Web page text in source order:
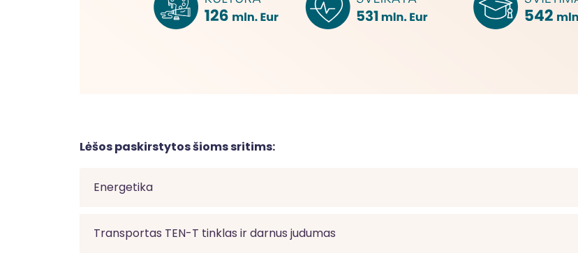
Lėšos paskirstytos šioms sritims:
Energetika
Transportas TEN-T tinklas ir darnus judumas